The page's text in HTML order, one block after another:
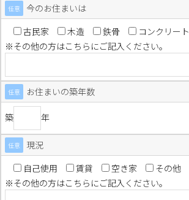
任意
今のお住まいは
古民家
木造 鉄骨 コンクリート
※その他の方はこちらにご記入ください。
任意 お住まいの築年数
築 年
任意
現況
自己使用
賃貸 空き家
その他
※その他の方はこちらにご記入ください。